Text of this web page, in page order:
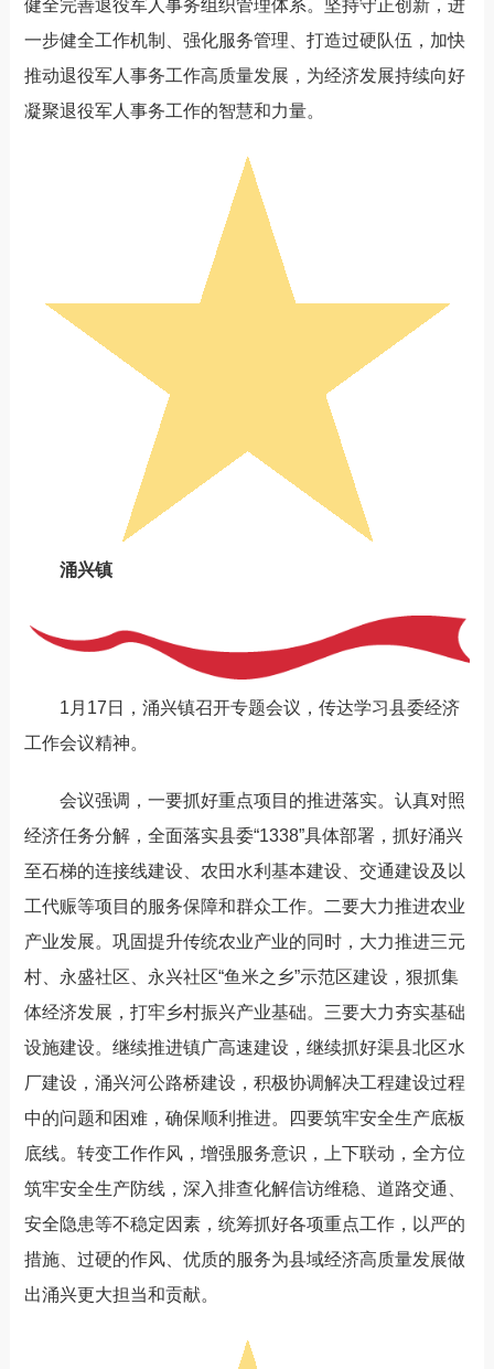
健全完善退役军人事务组织管理体系。坚持守正创新，进
一步健全工作机制、强化服务管理、打造过硬队伍，加快
推动退役军人事务工作高质量发展，为经济发展持续向好
凝聚退役军人事务工作的智慧和力量。
涌兴镇
1月17日，涌兴镇召开专题会议，传达学习县委经济
工作会议精神。
会议强调，一要抓好重点项目的推进落实。认真对照
经济任务分解，全面落实县委“1338”具体部署，抓好涌兴
至石梯的连接线建设、农田水利基本建设、交通建设及以
工代赈等项目的服务保障和群众工作。二要大力推进农业
产业发展。巩固提升传统农业产业的同时，大力推进三元
村、永盛社区、永兴社区“鱼米之乡”示范区建设，狠抓集
体经济发展，打牢乡村振兴产业基础。三要大力夯实基础
设施建设。继续推进镇广高速建设，继续抓好渠县北区水
厂建设，涌兴河公路桥建设，积极协调解决工程建设过程
中的问题和困难，确保顺利推进。四要筑牢安全生产底板
底线。转变工作作风，增强服务意识，上下联动，全方位
筑牢安全生产防线，深入排查化解信访维稳、道路交通、
安全隐患等不稳定因素，统筹抓好各项重点工作，以严的
措施、过硬的作风、优质的服务为县域经济高质量发展做
出涌兴更大担当和贡献。